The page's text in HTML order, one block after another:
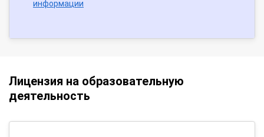
информации
Лицензия на образовательную
деятельность